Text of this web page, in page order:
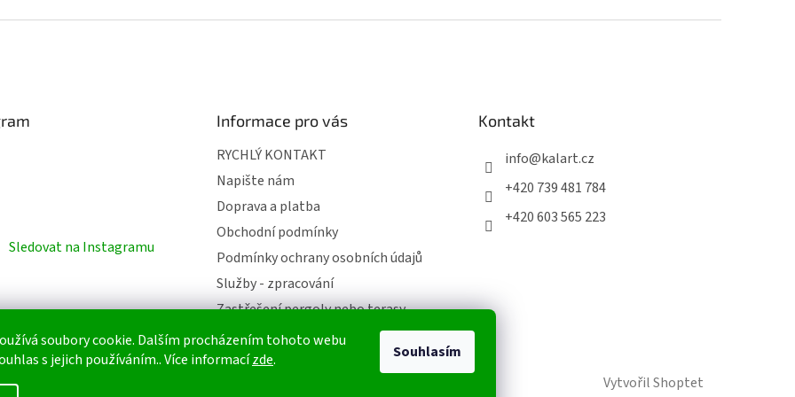
soubory cookie. Dalším procházením tohoto webu
s jejich používáním.. Více informacízde. Souhlasím
Sledovat na Instagramu
Informace pro vás
RYCHLÝ KONTAKT
Napište nám
Doprava a platba
Obchodní podmínky
Podmínky ochrany osobních údajů
Služby - zpracování
Zastřešení pergoly nebo terasy
Kontakt
info@kalart.cz
+420 739 481 784
+420 603 565 223
Vytvořil Shoptet